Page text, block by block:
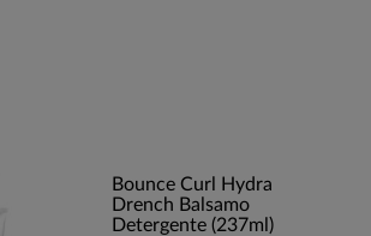
Bounce Curl Hydra
Drench Balsamo
Detergente (237ml)